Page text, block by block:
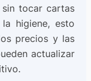
tocar cartas
higiene, esto
precios y las
actualizar